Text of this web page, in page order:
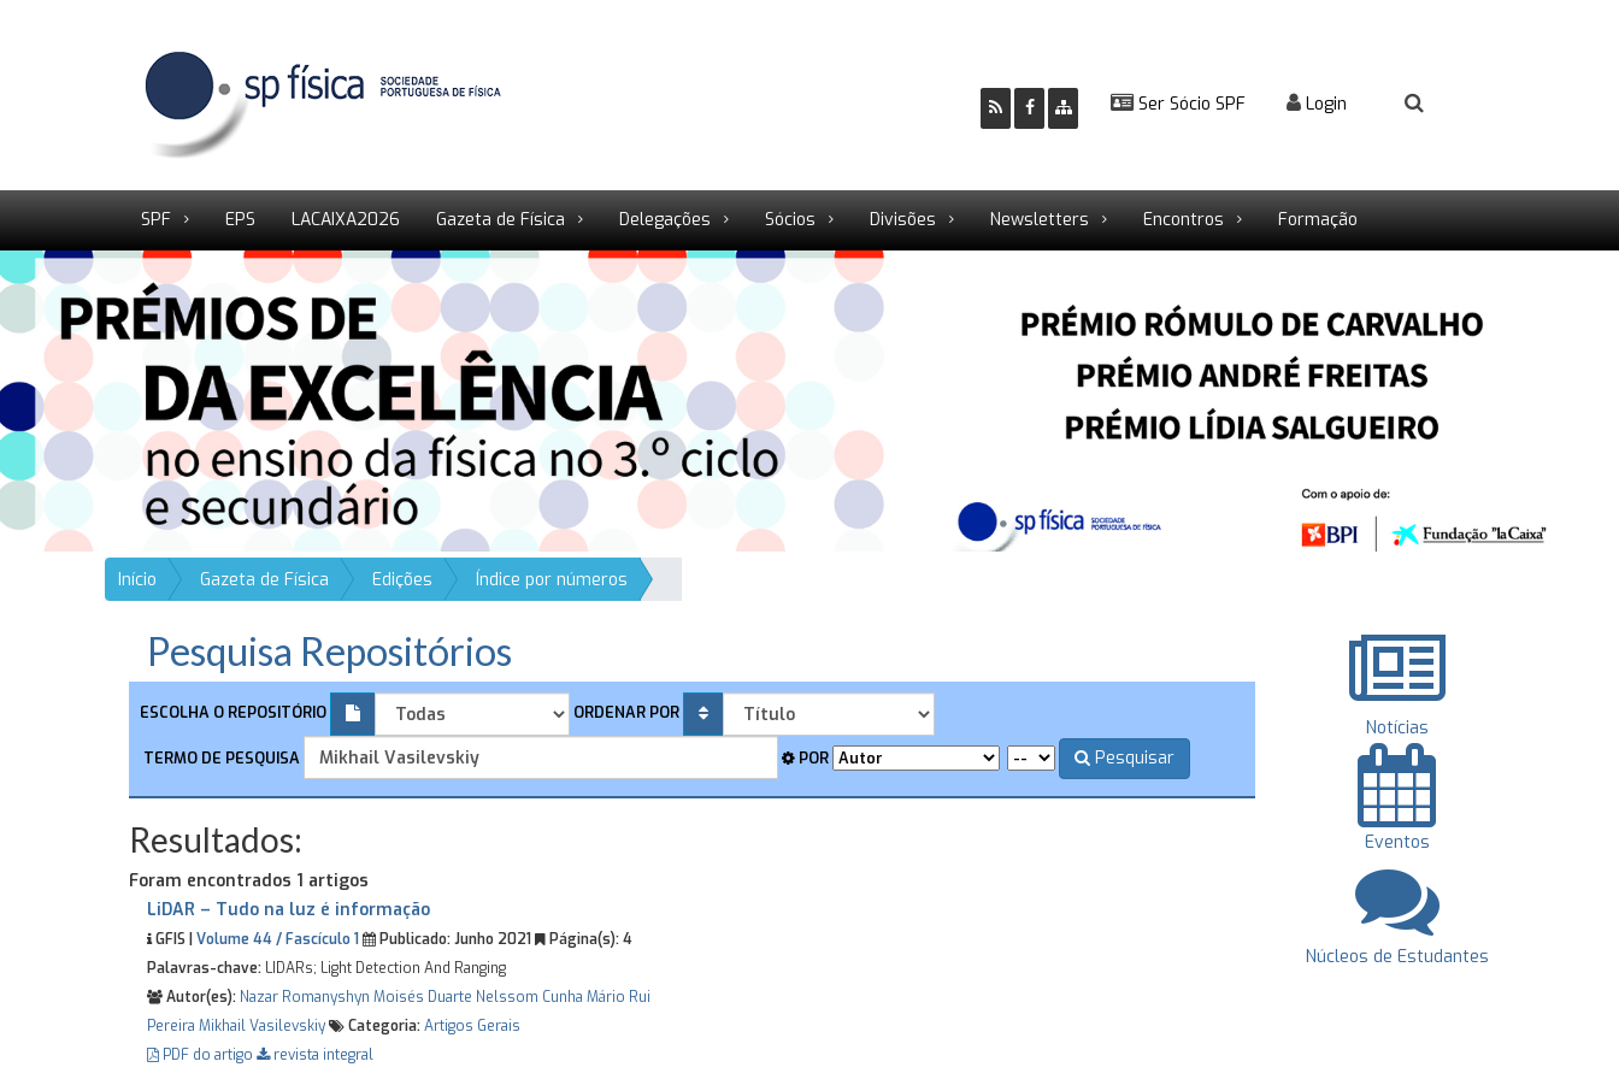
Ser Sócio SPF Login
SPF EPS LACAIXA2026 Gazeta de Física Delegações Sócios Divisões Newsletters Encontros Formação
Início Gazeta de Física Edições Índice por números
Pesquisa Repositórios
ESCOLHA O REPOSITÓRIO ORDENAR POR
TERMO DE PESQUISA POR Pesquisar
Resultados:
Foram encontrados 1 artigos
LiDAR – Tudo na luz é informação
GFIS | Volume 44 / Fascículo 1 Publicado:Junho 2021 Página(s):4
Palavras-chave: LIDARs; Light Detection And Ranging
Autor(es): Nazar Romanyshyn Moisés Duarte Nelssom Cunha Mário Rui
Pereira Mikhail Vasilevskiy Categoria:Artigos Gerais
PDF do artigo
revista integral
Notícias
Eventos
Núcleos de Estudantes